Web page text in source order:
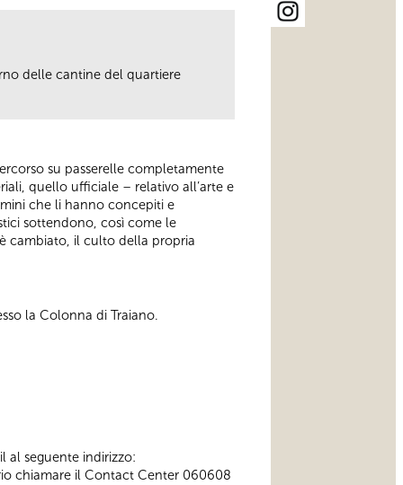
delle cantine del quartiere
su passerelle completamente
quello ufficiale – relativo all’arte e
che li hanno concepiti e
sottendono, così come le
cambiato, il culto della propria
la Colonna di Traiano.
al seguente indirizzo:
chiamare il Contact Center 060608